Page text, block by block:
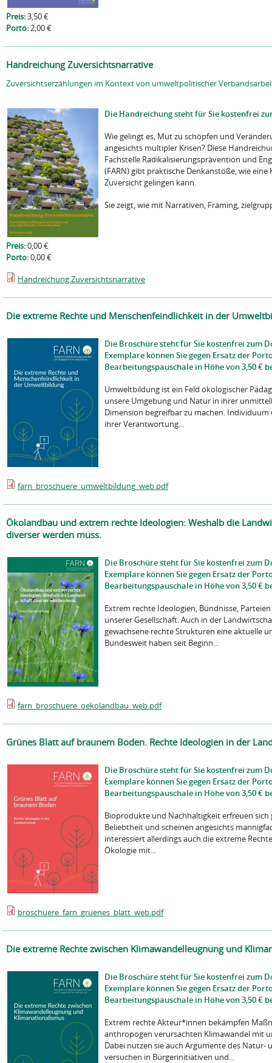
Preis:3,50 €
Porto:2,00 €
Handreichung Zuversichtsnarrative
Zuversichtserzählungen im Kontext von umweltpolitischer
Die Handreichung steht für Sie kostenfrei
Wie gelingt es, Mut zu schöpfen und
angesichts multipler Krisen? Diese
Fachstelle Radikalisierungsprävention und
(FARN) gibt praktische Denkanstöße, wie
Zuversicht gelingen kann.
Sie zeigt, wie mit Narrativen, Framing,
Preis:0,00 €
Porto:0,00 €
Handreichung Zuversichtsnarrative
Die extreme Rechte und Menschenfeindlichkeit in der
Die Broschüre steht für Sie kostenfrei zum
Exemplare können Sie gegen Ersatz der
Bearbeitungspauschale in Höhe von 3,50 €
Umweltbildung ist ein Feld ökologischer
unsere Umgebung und Natur in ihrer
Dimension begreifbar zu machen. Individuum
ihrer Verantwortung...
farn_broschuere_umweltbildung_web.pdf
Ökolandbau und extrem rechte Ideologien: Weshalb die
diverser werden muss.
Die Broschüre steht für Sie kostenfrei zum
Exemplare können Sie gegen Ersatz der
Bearbeitungspauschale in Höhe von 3,50 €
Extrem rechte Ideologien, Bündnisse,
unserer Gesellschaft. Auch in der
gewachsene rechte Strukturen eine aktuelle
Bundesweit haben seit Beginn...
farn_broschuere_oekolandbau_web.pdf
Grünes Blatt auf braunem Boden. Rechte Ideologien in der
Die Broschüre steht für Sie kostenfrei zum
Exemplare können Sie gegen Ersatz der
Bearbeitungspauschale in Höhe von 3,50 €
Bioprodukte und Nachhaltigkeit erfreuen
Beliebtheit und scheinen angesichts
interessiert allerdings auch die extreme
Ökologie mit...
broschuere_farn_gruenes_blatt_web.pdf
Die extreme Rechte zwischen Klimawandelleugnung und
Die Broschüre steht für Sie kostenfrei zum
Exemplare können Sie gegen Ersatz der
Bearbeitungspauschale in Höhe von 3,50 €
Extrem rechte Akteur*innen bekämpfen
anthropogen verursachten Klimawandel mit
Dabei nutzen sie auch Argumente des Natur-
versuchen in Bürgerinitiativen und...